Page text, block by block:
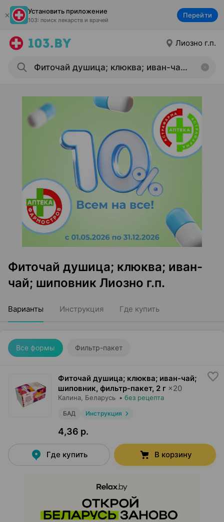
Установить приложение
103: поиск лекарств и врачей
Перейти
Лиозно г.п.
Фиточай душица; клюква; иван-
чай; шиповник Лиозно г.п.
Варианты Инструкция Где купить
Все формы Фильтр-пакет
Фиточай душица; клюква; иван-чай;
шиповник, фильтр-пакет, 2 г ×20
Калина , Беларусь • без рецепта
БАД Инструкция
4,36 р.
Где купить В корзину